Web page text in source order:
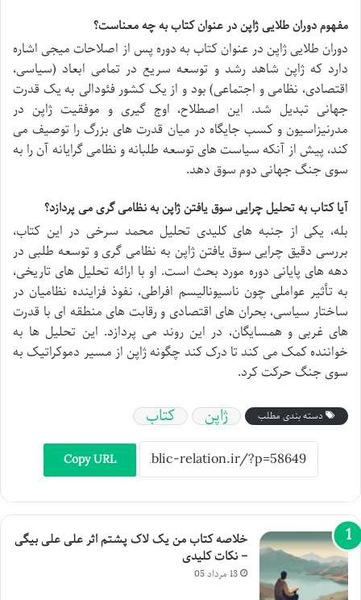
مفهوم دوران طلایی ژاپن در عنوان کتاب به چه معناست؟
دوران طلایی ژاپن در عنوان کتاب به دوره پس از اصلاحات میجی اشاره
دارد که ژاپن شاهد رشد و توسعه سریع در تمامی ابعاد (سیاسی،
اقتصادی، نظامی و اجتماعی) بود و از یک کشور فئودالی به یک قدرت
جهانی تبدیل شد. این اصطلاح، اوج گیری و موفقیت ژاپن در
مدرنیزاسیون و کسب جایگاه در میان قدرت های بزرگ را توصیف می
کند، پیش از آنکه سیاست های توسعه طلبانه و نظامی گرایانه آن را به
سوی جنگ جهانی دوم سوق دهد.
آیا کتاب به تحلیل چرایی سوق یافتن ژاپن به نظامی گری می پردازد؟
بله، یکی از جنبه های کلیدی تحلیل محمد سرخی در این کتاب،
بررسی دقیق چرایی سوق یافتن ژاپن به نظامی گری و توسعه طلبی در
دهه های پایانی دوره مورد بحث است. او با ارائه تحلیل های تاریخی،
به تأثیر عواملی چون ناسیونالیسم افراطی، نفوذ فزاینده نظامیان در
ساختار سیاسی، بحران های اقتصادی و رقابت های منطقه ای با قدرت
های غربی و همسایگان، در این روند می پردازد. این تحلیل ها به
خواننده کمک می کند تا درک کند چگونه ژاپن از مسیر دموکراتیک به
سوی جنگ حرکت کرد.
دسته بندی مطلب ژاپن کتاب
Copy URL
خلاصه کتاب من یک لاک پشتم اثر علی علی بیگی
– نکات کلیدی
13 مرداد 05